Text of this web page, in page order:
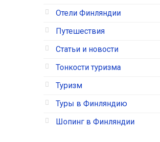
Отели Финляндии
Путешествия
Статьи и новости
Тонкости туризма
Туризм
Туры в Финляндию
Шопинг в Финляндии